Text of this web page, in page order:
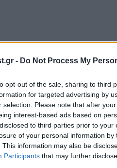
- Do Not Process My
opt-out of the sale, sharing to third
for targeted advertising by
selection. Please note that after
interest-based ads based on
to third parties prior to
of your personal information by
This information may also be
Participants that may further